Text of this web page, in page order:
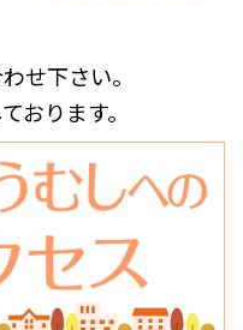
せ下さい。
おります。